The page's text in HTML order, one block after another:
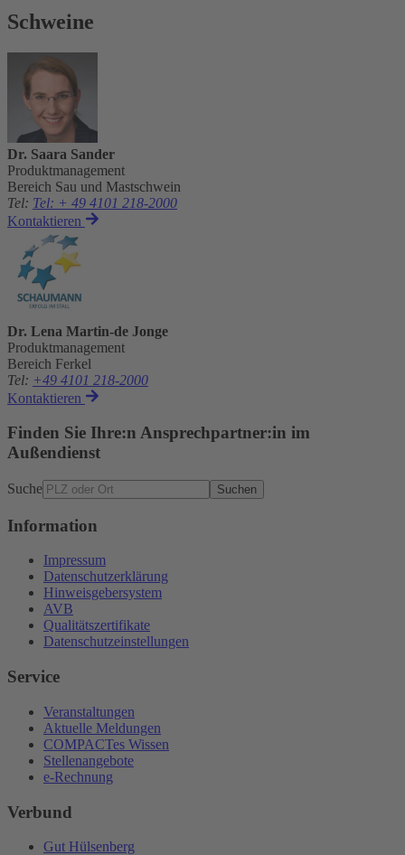
Schweine
Dr. Saara Sander
Produktmanagement
Bereich Sau und Mastschwein
Tel: Tel: + 49 4101 218-2000
Kontaktieren
Dr. Lena Martin-de Jonge
Produktmanagement
Bereich Ferkel
Tel: +49 4101 218-2000
Kontaktieren
Finden Sie Ihre:n Ansprechpartner:in im
Außendienst
Suche Suchen
Information
Impressum
Datenschutzerklärung
Hinweisgebersystem
AVB
Qualitätszertifikate
Datenschutzeinstellungen
Service
Veranstaltungen
Aktuelle Meldungen
COMPACTes Wissen
Stellenangebote
e-Rechnung
Verbund
Gut Hülsenberg